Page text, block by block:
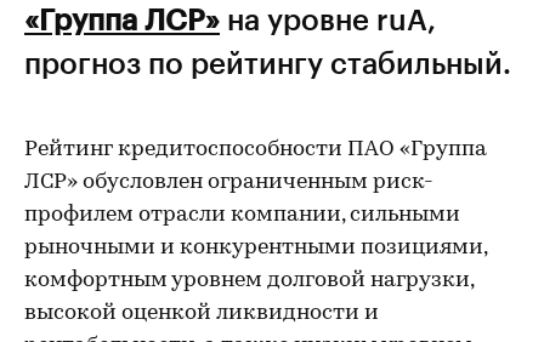
«Группа ЛСР» на уровне ruA,
прогноз по рейтингу стабильный.
Рейтинг кредитоспособности ПАО «Группа
ЛСР» обусловлен ограниченным риск-
профилем отрасли компании, сильными
рыночными и конкурентными позициями,
комфортным уровнем долговой нагрузки,
высокой оценкой ликвидности и